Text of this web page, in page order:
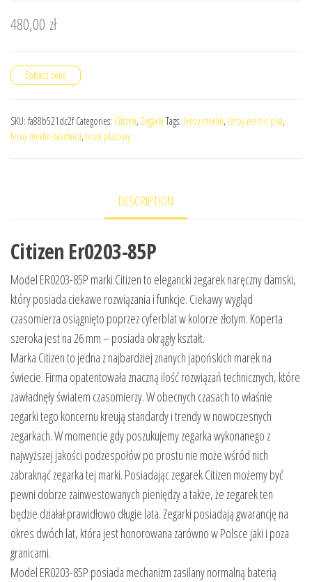
480,00 zł
Zobacz cenę
SKU: fa88b521dc2f Categories: Citizen, Zegarki Tags: leroy merlin, leroy merlin piła,
leroy merlin świdnica, leżak plażowy
DESCRIPTION
Citizen Er0203-85P
Model ER0203-85P marki Citizen to elegancki zegarek naręczny damski,
który posiada ciekawe rozwiązania i funkcje. Ciekawy wygląd
czasomierza osiągnięto poprzez cyferblat w kolorze złotym. Koperta
szeroka jest na 26 mm – posiada okrągły kształt.
Marka Citizen to jedna z najbardziej znanych japońskich marek na
świecie. Firma opatentowała znaczną ilość rozwiązań technicznych, które
zawładnęły światem czasomierzy. W obecnych czasach to właśnie
zegarki tego koncernu kreują standardy i trendy w nowoczesnych
zegarkach. W momencie gdy poszukujemy zegarka wykonanego z
najwyższej jakości podzespołów po prostu nie może wśród nich
zabraknąć zegarka tej marki. Posiadając zegarek Citizen możemy być
pewni dobrze zainwestowanych pieniędzy a także, że zegarek ten
będzie działał prawidłowo długie lata. Zegarki posiadają gwarancję na
okres dwóch lat, która jest honorowana zarówno w Polsce jaki i poza
granicami.
Model ER0203-85P posiada mechanizm zasilany normalną baterią